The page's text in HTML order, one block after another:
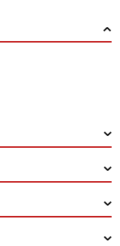
›
›
›
›
›